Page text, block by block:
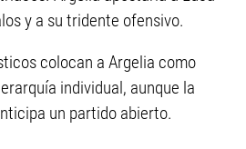
y a su tridente ofensivo.
colocan a Argelia como
individual, aunque la
un partido abierto.